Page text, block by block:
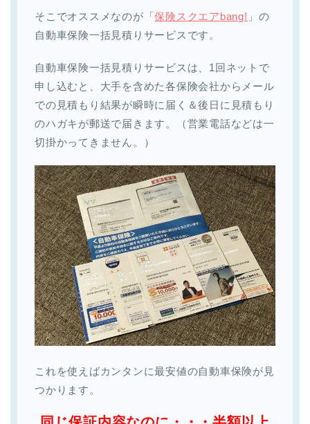
そこでオススメなのが「保険スクエアbang! 」の
自動車保険一括見積りサービスです。
自動車保険一括見積りサービスは、1回ネットで
申し込むと、大手を含めた各保険会社からメール
での見積もり結果が瞬時に届く＆後日に見積もり
のハガキが郵送で届きます。（営業電話などは一
切掛かってきません。）
これを使えばカンタンに最安値の自動車保険が見
つかります。